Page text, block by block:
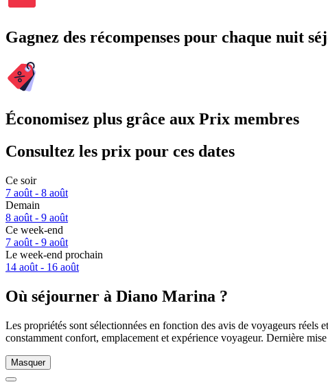
Gagnez des récompenses pour chaque nuit
Économisez plus grâce aux Prix membres
Consultez les prix pour ces dates
Ce soir
7 août - 8 août
Demain
8 août - 9 août
Ce week-end
7 août - 9 août
Le week-end prochain
14 août - 16 août
Où séjourner à Diano Marina ?
Les propriétés sont sélectionnées en fonction des avis de voyageurs
constamment confort, emplacement et expérience voyageur. Dernière
Masquer